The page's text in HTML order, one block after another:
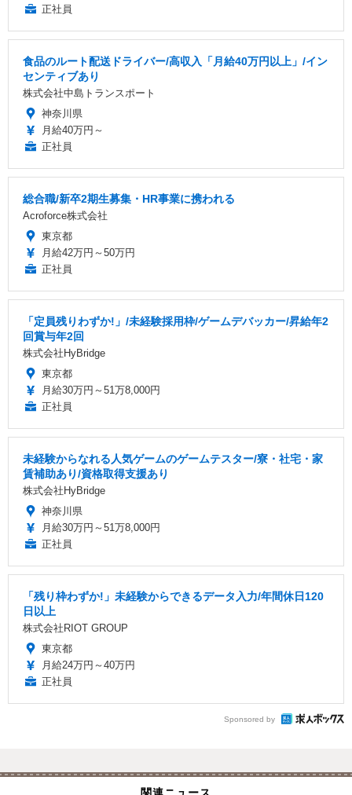
正社員
食品のルート配送ドライバー/高収入「月給40万円以上」/イン
センティブあり
株式会社中島トランスポート
神奈川県
月給40万円～
正社員
総合職/新卒2期生募集・HR事業に携われる
Acroforce株式会社
東京都
月給42万円～50万円
正社員
「定員残りわずか!」/未経験採用枠/ゲームデバッカー/昇給年2
回賞与年2回
株式会社HyBridge
東京都
月給30万円～51万8,000円
正社員
未経験からなれる人気ゲームのゲームテスター/寮・社宅・家
賃補助あり/資格取得支援あり
株式会社HyBridge
神奈川県
月給30万円～51万8,000円
正社員
「残り枠わずか!」未経験からできるデータ入力/年間休日120
日以上
株式会社RIOT GROUP
東京都
月給24万円～40万円
正社員
Sponsored by
関連ニュース